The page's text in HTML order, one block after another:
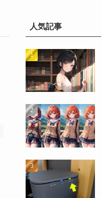
人気記事